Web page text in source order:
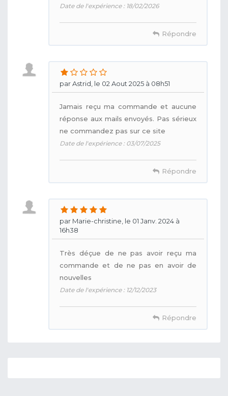
Date de l'expérience : 18/02/2026
Répondre
par Astrid, le 02 Aout 2025 à 08h51
Jamais reçu ma commande et aucune
réponse aux mails envoyés. Pas sérieux
ne commandez pas sur ce site
Date de l'expérience : 03/07/2025
Répondre
par Marie-christine, le 01 Janv. 2024 à
16h38
Très déçue de ne pas avoir reçu ma
commande et de ne pas en avoir de
nouvelles
Date de l'expérience : 12/12/2023
Répondre